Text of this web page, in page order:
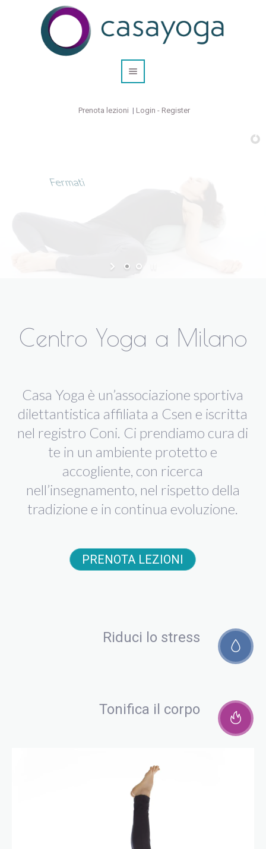
Prenota lezioni | Login - Register
Fermati
Centro Yoga a Milano
Casa Yoga è un’associazione sportiva
dilettantistica affiliata a Csen e iscritta
nel registro Coni. Ci prendiamo cura di
te in un ambiente protetto e
accogliente, con ricerca
nell’insegnamento, nel rispetto della
tradizione e in continua evoluzione.
PRENOTA LEZIONI
Riduci lo stress
Tonifica il corpo